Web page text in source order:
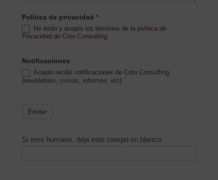
Política de privacidad *
He leído y acepto los términos de la política de
Privacidad de Coto Consulting
Notificaciones
Acepto recibir notificaciones de Coto Consulting.
(newsletters, cursos, informes, etc)
Enviar
Si eres humano, deja este campo en blanco.